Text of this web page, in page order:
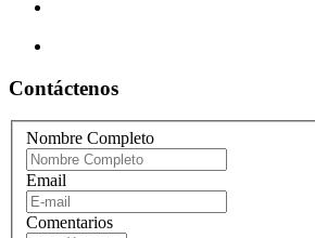
Contáctenos
Nombre Completo
Email
Comentarios